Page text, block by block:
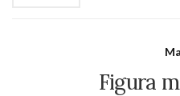
Figura